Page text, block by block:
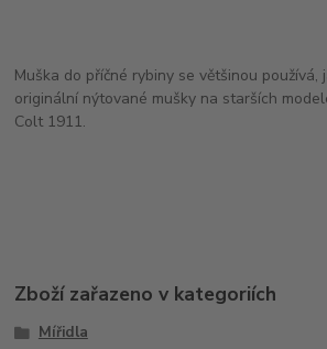
Muška do příčné rybiny se většinou používá,
originální nýtované mušky na starších
Colt 1911.
Zboží zařazeno v kategoriích
Mířidla